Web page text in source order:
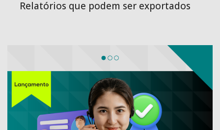
Relatórios que podem ser exportados